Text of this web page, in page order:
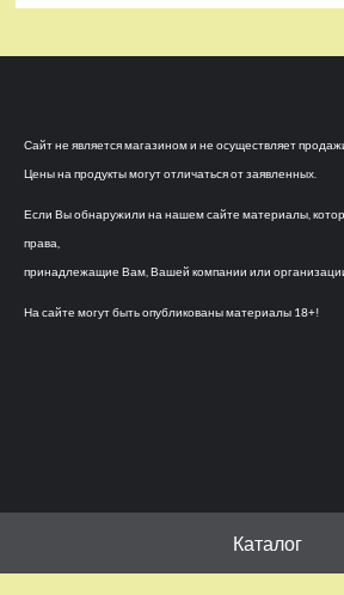
Сайт не является магазином и не осуществляет
Цены на продукты могут отличаться от заявленных.
Если Вы обнаружили на нашем сайте материалы,
права,
принадлежащие Вам, Вашей компании или
На сайте могут быть опубликованы материалы 18+!
Каталог